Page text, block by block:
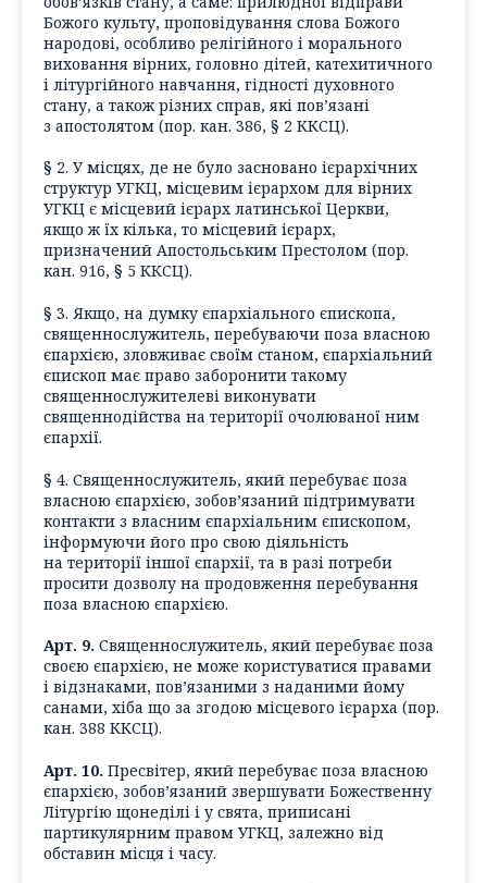
Божого культу, проповідування слова Божого
народові, особливо релігійного і морального
виховання вірних, головно дітей, катехитичного
і літургійного навчання, гідності духовного
стану, а також різних справ, які пов’язані
з апостолятом (пор. кан. 386, § 2 ККСЦ).
§ 2. У місцях, де не було засновано ієрархічних
структур УГКЦ, місцевим ієрархом для вірних
УГКЦ є місцевий ієрарх латинської Церкви,
якщо ж їх кілька, то місцевий ієрарх,
призначений Апостольським Престолом (пор.
кан. 916, § 5 ККСЦ).
§ 3. Якщо, на думку єпархіального єпископа,
священнослужитель, перебуваючи поза власною
єпархією, зловживає своїм станом, єпархіальний
єпископ має право заборонити такому
священнослужителеві виконувати
священнодійства на території очолюваної ним
єпархії.
§ 4. Священнослужитель, який перебуває поза
власною єпархією, зобов’язаний підтримувати
контакти з власним єпархіальним єпископом,
інформуючи його про свою діяльність
на території іншої єпархії, та в разі потреби
просити дозволу на продовження перебування
поза власною єпархією.
Арт. 9. Священнослужитель, який перебуває поза
своєю єпархією, не може користуватися правами
і відзнаками, пов’язаними з наданими йому
санами, хіба що за згодою місцевого ієрарха (пор.
кан. 388 ККСЦ).
Арт. 10. Пресвітер, який перебуває поза власною
єпархією, зобов’язаний звершувати Божественну
Літургію щонеділі і у свята, приписані
партикулярним правом УГКЦ, залежно від
обставин місця і часу.